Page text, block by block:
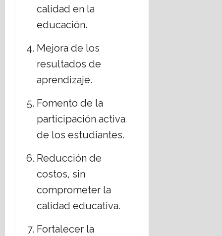
calidad en la
educación.
Mejora de los
resultados de
aprendizaje.
Fomento de la
participación activa
de los estudiantes.
Reducción de
costos, sin
comprometer la
calidad educativa.
Fortalecer la